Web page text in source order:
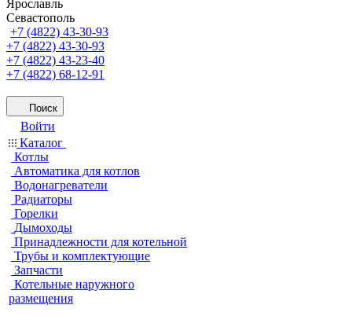
Ярославль
Севастополь
+7 (4822) 43-30-93
+7 (4822) 43-30-93
+7 (4822) 43-23-40
+7 (4822) 68-12-91
Поиск
Войти
Каталог
Котлы
Автоматика для котлов
Водонагреватели
Радиаторы
Горелки
Дымоходы
Принадлежности для котельной
Трубы и комплектующие
Запчасти
Котельные наружного
размещения